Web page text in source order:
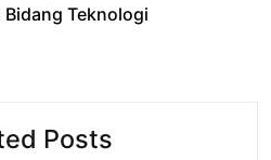
Bidang Teknologi
Posts